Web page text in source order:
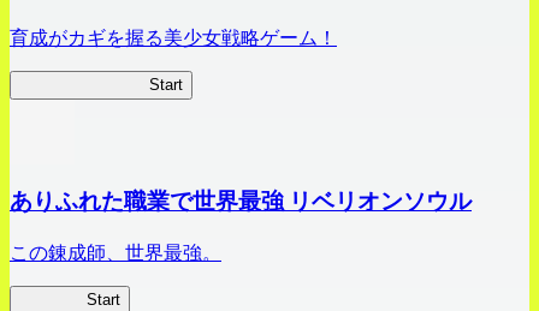
育成がカギを握る美少女戦略ゲーム！
Start
ありふれた職業で世界最強 リベリオンソウル
この錬成師、世界最強。
Start